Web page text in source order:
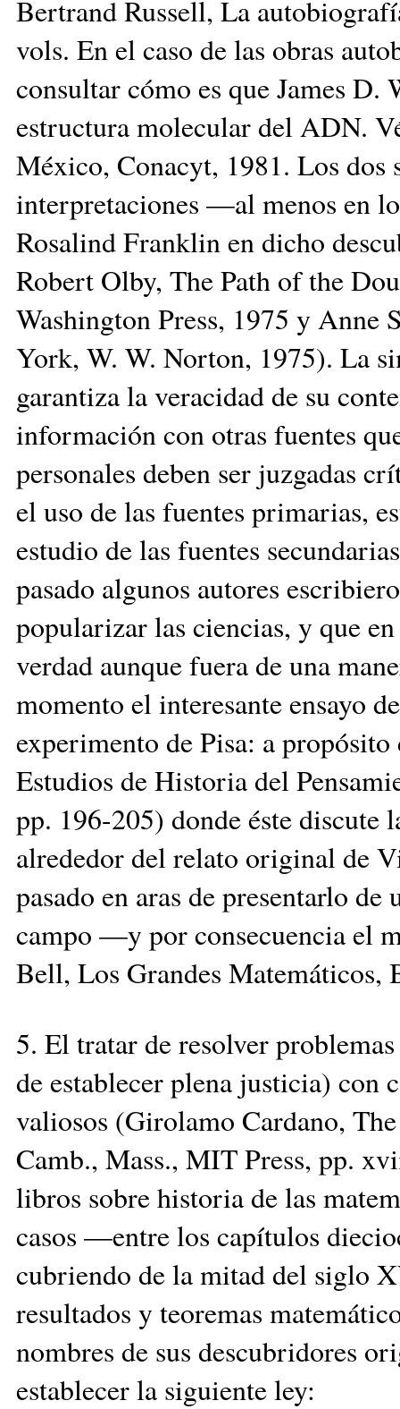
Bertrand Russell, La
vols. En el caso de las obras
consultar cómo es que James D.
estructura molecular del ADN.
México, Conacyt, 1981. Los dos
interpretaciones —al menos en
Rosalind Franklin en dicho
Robert Olby, The Path of the
Washington Press, 1975 y
York, W. W. Norton, 1975). La
garantiza la veracidad de su
información con otras fuentes
personales deben ser juzgadas
el uso de las fuentes primarias,
estudio de las fuentes
pasado algunos autores
popularizar las ciencias, y que
verdad aunque fuera de una
momento el interesante ensayo
experimento de Pisa: a
Estudios de Historia del
pp. 196-205) donde éste discute
alrededor del relato original de
pasado en aras de presentarlo
campo —y por consecuencia el
Bell, Los Grandes
5. El tratar de resolver
de establecer plena justicia) con
valiosos (Girolamo Cardano,
Camb., Mass., MIT Press, pp.
libros sobre historia de las
casos —entre los capítulos
cubriendo de la mitad del
resultados y teoremas
nombres de sus descubridores
establecer la siguiente ley: